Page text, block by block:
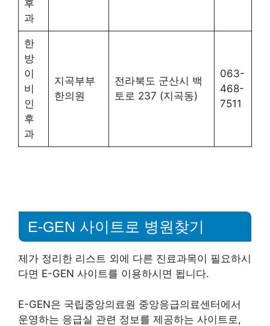
후
과
한
방
이
비
인
후
과
지곡부부
한의원
전라북도 군산시 백
토로 237 (지곡동)
063-
468-
7511
E-GEN 사이트로 병원찾기
제가 정리한 리스트 외에 다른 진료과목이 필요하시
다면 E-GEN 사이트를 이용하시면 됩니다.
E-GEN은 국립중앙의료원 중앙응급의료센터에서
운영하는 응급실 관련 정보를 제공하는 사이트로,